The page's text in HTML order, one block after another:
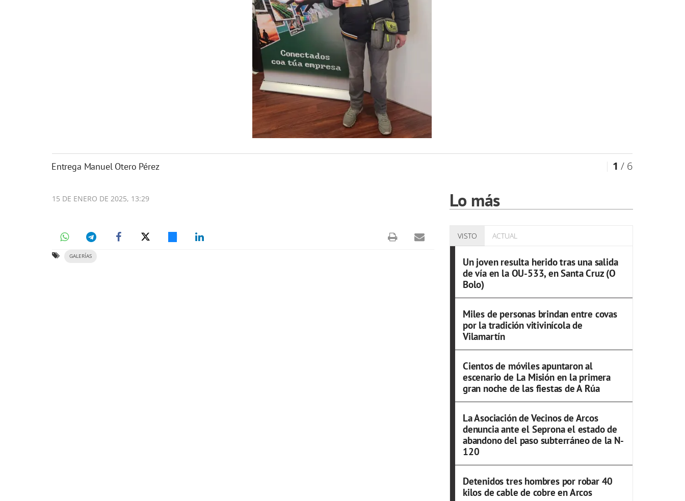
Entrega Manuel Otero Pérez 1 / 6
15 DE ENERO DE 2025, 13:29
GALERÍAS
Lo más
VISTO ACTUAL
Un joven resulta herido tras una salida
de vía en la OU-533, en Santa Cruz (O
Bolo)
Miles de personas brindan entre covas
por la tradición vitivinícola de
Vilamartín
Cientos de móviles apuntaron al
escenario de La Misión en la primera
gran noche de las fiestas de A Rúa
La Asociación de Vecinos de Arcos
denuncia ante el Seprona el estado de
abandono del paso subterráneo de la N-
120
Detenidos tres hombres por robar 40
kilos de cable de cobre en Arcos